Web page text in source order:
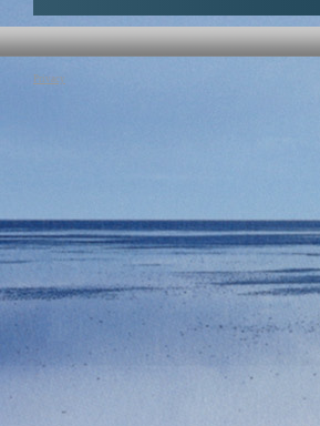
Privacy